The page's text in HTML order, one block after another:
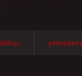
début précédent